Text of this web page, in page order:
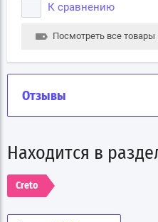
К сравнению
Посмотреть все
Отзывы
Находится в
Creto